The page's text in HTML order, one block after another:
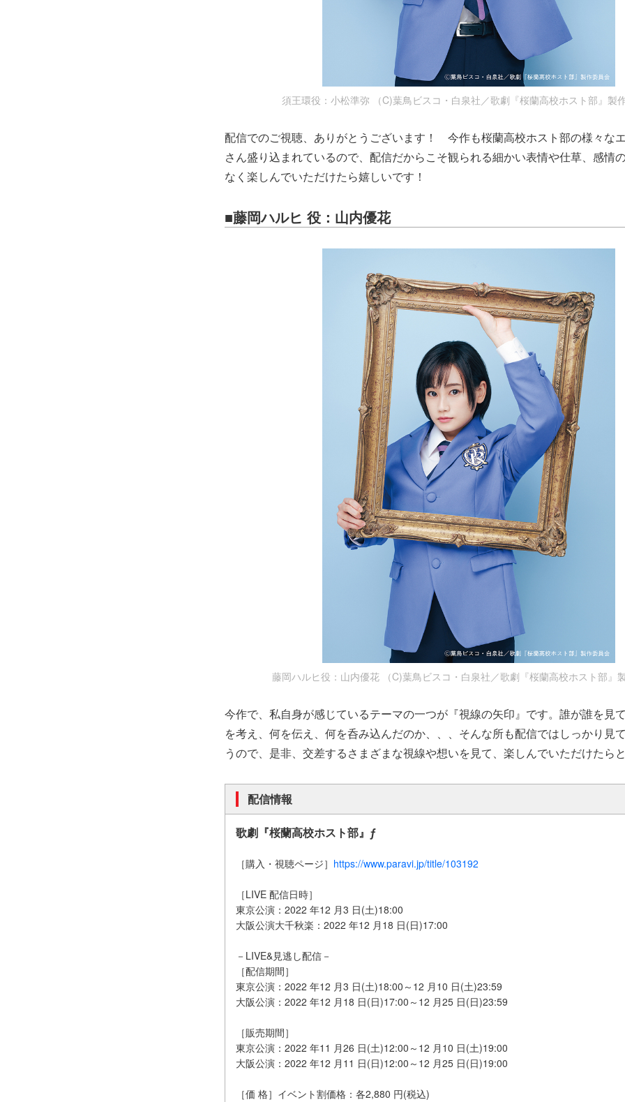
須王環役：小松準弥 （C)葉鳥ビスコ・白泉社／歌劇『桜蘭高校ホスト部』製
配信でのご視聴、ありがとうございます！ 今作も桜蘭高校ホスト部の様々な
さん盛り込まれているので、配信だからこそ観られる細かい表情や仕草、感情
なく楽しんでいただけたら嬉しいです！
■藤岡ハルヒ 役：山内優花
藤岡ハルヒ役：山内優花 （C)葉鳥ビスコ・白泉社／歌劇『桜蘭高校ホスト部』
今作で、私自身が感じているテーマの一つが『視線の矢印』です。誰が誰を見
を考え、何を伝え、何を呑み込んだのか、、、そんな所も配信ではしっかり見
うので、是非、交差するさまざまな視線や想いを見て、楽しんでいただけたら
配信情報
歌劇『桜蘭高校ホスト部』ƒ
［購入・視聴ページ］ https://www.paravi.jp/title/103192
［LIVE 配信日時］
東京公演：2022 年12 月3 日(土)18:00
大阪公演大千秋楽：2022 年12 月18 日(日)17:00
－LIVE&見逃し配信－
［配信期間］
東京公演：2022 年12 月3 日(土)18:00～12 月10 日(土)23:59
大阪公演：2022 年12 月18 日(日)17:00～12 月25 日(日)23:59
［販売期間］
東京公演：2022 年11 月26 日(土)12:00～12 月10 日(土)19:00
大阪公演：2022 年12 月11 日(日)12:00～12 月25 日(日)19:00
［価 格］イベント割価格：各2,880 円(税込)